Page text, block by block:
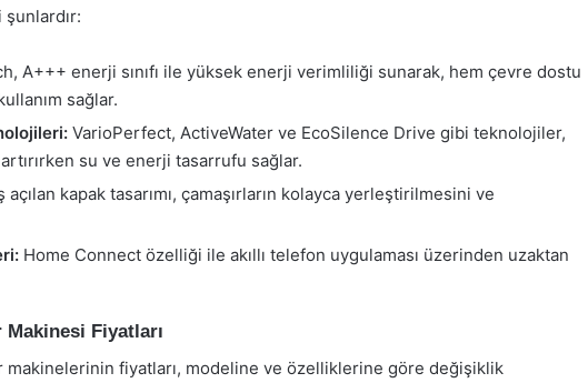
A+++ enerji sınıfı ile yüksek enerji verimliliği sunarak, hem çevre dostu
sağlar.
VarioPerfect, ActiveWater ve EcoSilence Drive gibi teknolojiler,
artırırken su ve enerji tasarrufu sağlar.
açılan kapak tasarımı, çamaşırların kolayca yerleştirilmesini ve
Home Connect özelliği ile akıllı telefon uygulaması üzerinden uzaktan
Makinesi Fiyatları
makinelerinin fiyatları, modeline ve özelliklerine göre değişiklik